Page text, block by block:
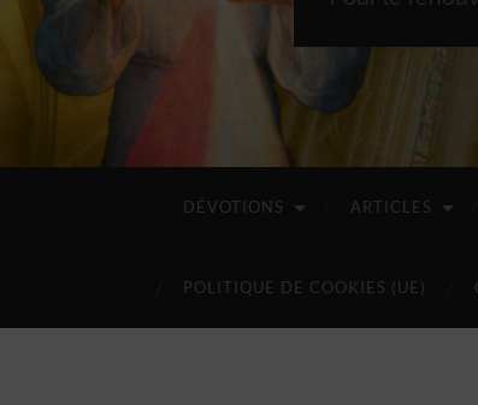
DÉVOTIONS ARTICLES
POLITIQUE DE COOKIES (UE)